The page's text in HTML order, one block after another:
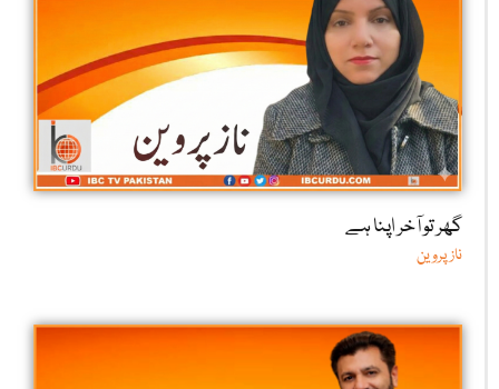
گھر تو آخر اپنا ہے
ناز پروین